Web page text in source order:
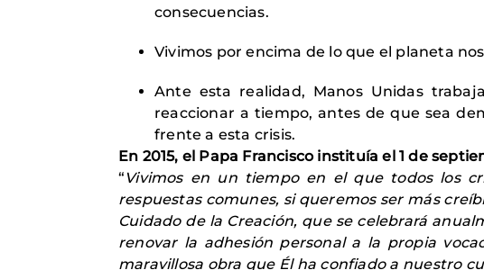
consecuencias.
Vivimos por encima de lo que el planeta
Ante esta realidad, Manos Unidas
reaccionar a tiempo, antes de que sea
frente a esta crisis.
En 2015, el Papa Francisco instituía el 1 de
“ Vivimos en un tiempo en el que todos los
respuestas comunes, si queremos ser más
Cuidado de la Creación, que se celebrará
renovar la adhesión personal a la propia
maravillosa obra que Él ha confiado a nuestro